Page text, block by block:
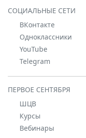
СОЦИАЛЬНЫЕ СЕТИ
ВКонтакте
Одноклассники
YouTube
Telegram
ПЕРВОЕ СЕНТЯБРЯ
ШЦВ
Курсы
Вебинары